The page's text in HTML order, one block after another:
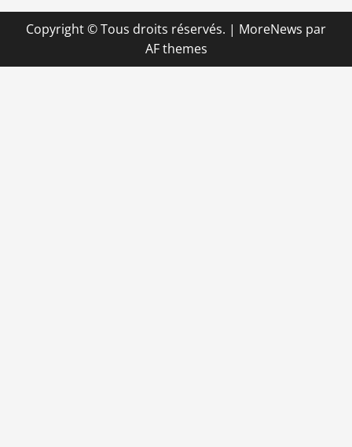
Copyright © Tous droits réservés. | MoreNews par
AF themes